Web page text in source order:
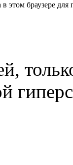
этом браузере